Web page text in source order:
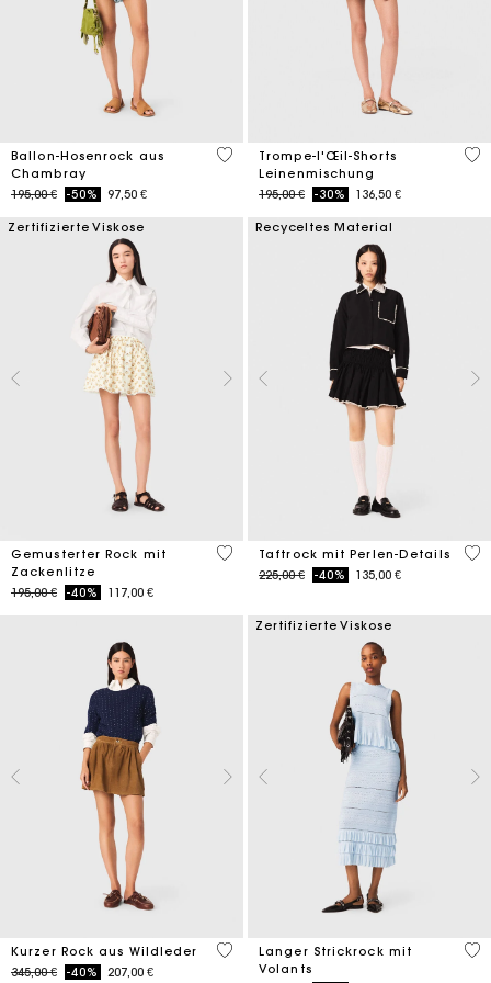
Ballon-Hosenrock aus
Chambray
Price reduced from
195,00 €to-50% 97,50 €
5 out of 5 Customer Rating
Trompe-l'Œil-Shorts
Leinenmischung
Price reduced from
195,00 €to-30% 136,50 €
4,6
Zertifizierte Viskose
Gemusterter Rock mit
Zackenlitze
Price reduced from
195,00 €to-40% 117,00 €
5 out of 5 Customer Rating
Recyceltes Material
Taftrock mit Perlen-Details
Price reduced from
225,00 €to-40% 135,00 €
4,7
Kurzer Rock aus Wildleder
Price reduced from
345,00 €to-40% 207,00 €
3,7 out of 5 Customer Rating
Zertifizierte Viskose
Langer Strickrock mit
Volants
4,1